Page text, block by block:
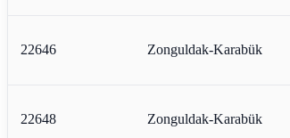
22646 Zonguldak-Karabük
22648 Zonguldak-Karabük